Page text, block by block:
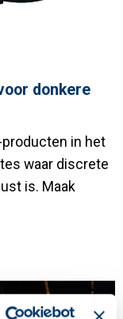
donkere
in het
waar discrete
is. Maak